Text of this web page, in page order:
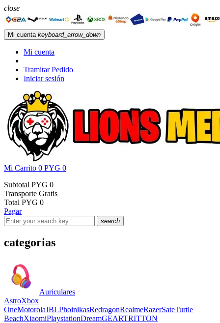
close
Mi cuenta keyboard_arrow_down
Mi cuenta
Tramitar Pedido
Iniciar sesión
Mi Carrito 0 PYG 0
Subtotal PYG 0
Transporte Gratis
Total PYG 0
Pagar
search
categorias
Auriculares
AstroXbox
OneMotorolaJBLPhoinikasRedragonRealmeRazerSateTurtle
BeachXiaomiPlaystationDreamGEARTRITTON